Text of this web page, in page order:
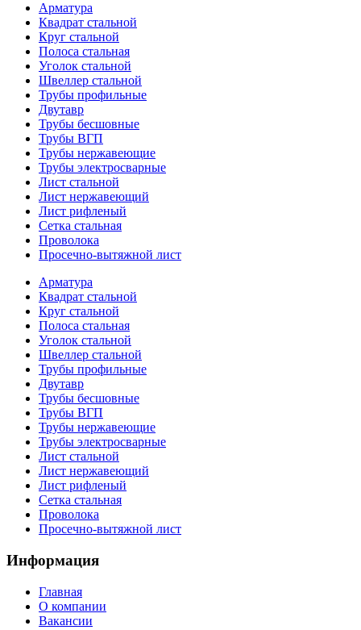
Арматура
Квадрат стальной
Круг стальной
Полоса стальная
Уголок стальной
Швеллер стальной
Трубы профильные
Двутавр
Трубы бесшовные
Трубы ВГП
Трубы нержавеющие
Трубы электросварные
Лист стальной
Лист нержавеющий
Лист рифленый
Сетка стальная
Проволока
Просечно-вытяжной лист
Арматура
Квадрат стальной
Круг стальной
Полоса стальная
Уголок стальной
Швеллер стальной
Трубы профильные
Двутавр
Трубы бесшовные
Трубы ВГП
Трубы нержавеющие
Трубы электросварные
Лист стальной
Лист нержавеющий
Лист рифленый
Сетка стальная
Проволока
Просечно-вытяжной лист
Информация
Главная
О компании
Вакансии